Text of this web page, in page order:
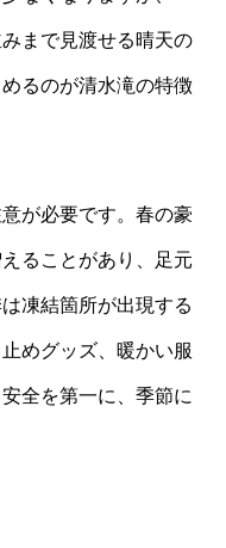
まで見渡せる晴天の
るのが清水滝の特徴
が必要です。春の豪
ることがあり、足元
凍結箇所が出現する
めグッズ、暖かい服
全を第一に、季節に